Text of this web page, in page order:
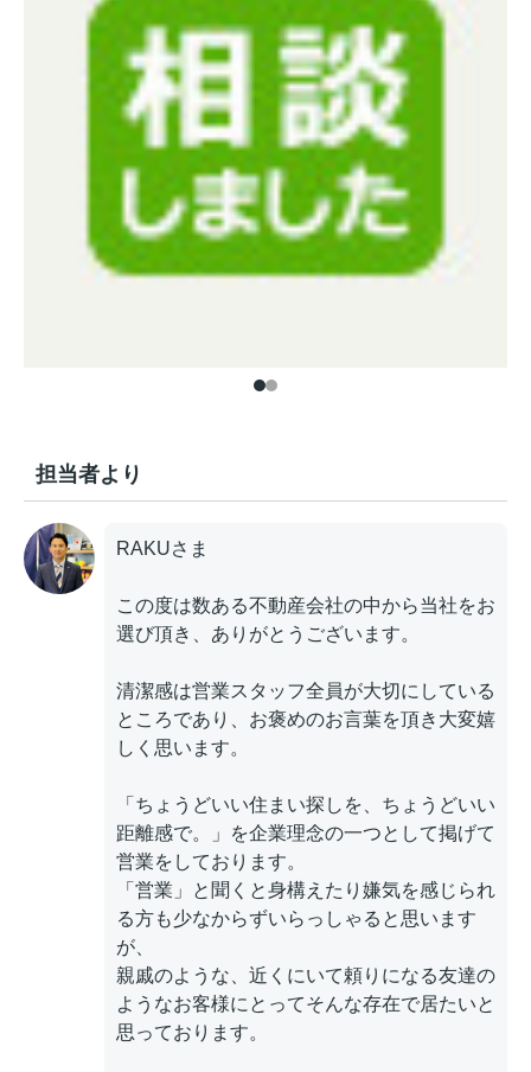
担当者より
RAKUさま
この度は数ある不動産会社の中から当社をお
選び頂き、ありがとうございます。
清潔感は営業スタッフ全員が大切にしている
ところであり、お褒めのお言葉を頂き大変嬉
しく思います。
「ちょうどいい住まい探しを、ちょうどいい
距離感で。」を企業理念の一つとして掲げて
営業をしております。
「営業」と聞くと身構えたり嫌気を感じられ
る方も少なからずいらっしゃると思います
が、
親戚のような、近くにいて頼りになる友達の
ようなお客様にとってそんな存在で居たいと
思っております。